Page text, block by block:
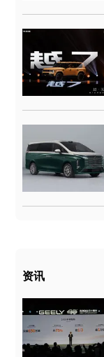
资讯